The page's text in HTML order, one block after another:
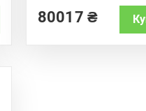
f
5
80017 ₴